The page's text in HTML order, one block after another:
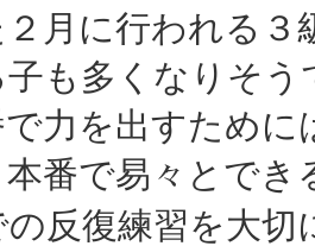
月に行われる３
も多くなりそう
力を出すため
番で易々とで
反復練習を大